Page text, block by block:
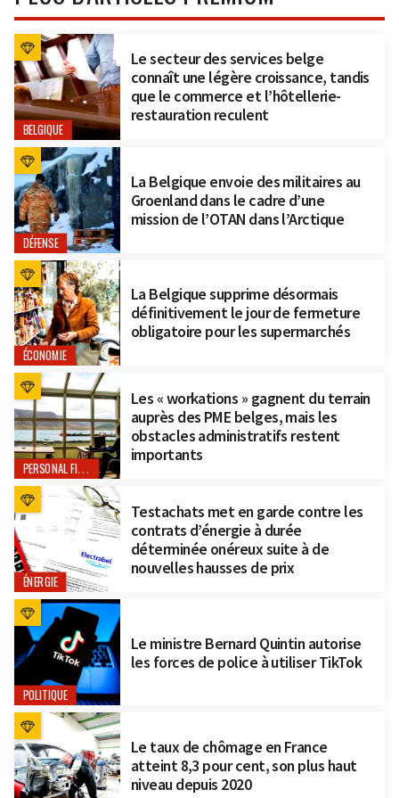
BELGIQUE
Le secteur des services belge
connaît une légère croissance, tandis
que le commerce et l’hôtellerie-
restauration reculent
DÉFENSE
La Belgique envoie des militaires au
Groenland dans le cadre d’une
mission de l’OTAN dans l’Arctique
ÉCONOMIE
La Belgique supprime désormais
définitivement le jour de fermeture
obligatoire pour les supermarchés
PERSONAL FINANCE
Les « workations » gagnent du terrain
auprès des PME belges, mais les
obstacles administratifs restent
importants
ÉNERGIE
Testachats met en garde contre les
contrats d’énergie à durée
déterminée onéreux suite à de
nouvelles hausses de prix
POLITIQUE
Le ministre Bernard Quintin autorise
les forces de police à utiliser TikTok
Le taux de chômage en France
atteint 8,3 pour cent, son plus haut
niveau depuis 2020